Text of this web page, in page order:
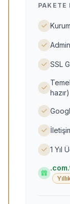
PAKETE
SSL
hazır)
1 Yıl